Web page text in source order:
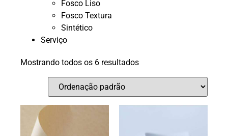
Fosco Liso
Fosco Textura
Sintético
Serviço
Mostrando todos os 6 resultados